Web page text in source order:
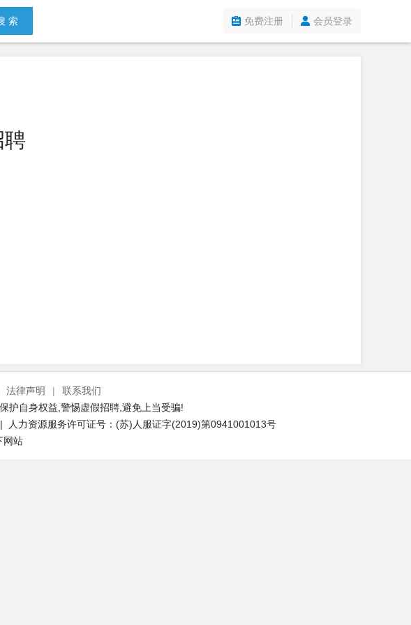
索 免费注册 会员登录
法律声明 |
联系我们
护自身权益,警惕虚假招聘,避免上当受骗!
力资源服务许可证号：(苏)人服证字(2019)第0941001013号
网站